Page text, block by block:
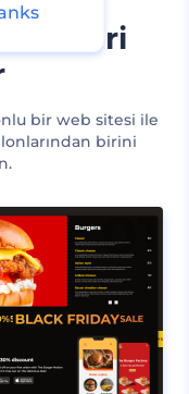
siteleri
bir web sitesi ile
birini